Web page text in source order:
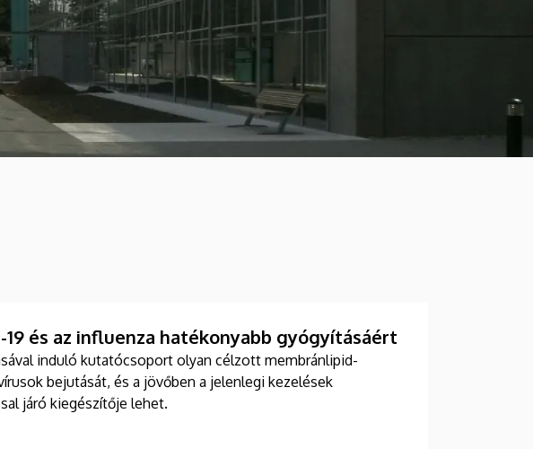
19 és az influenza hatékonyabb gyógyításáért
induló kutatócsoport olyan célzott membránlipid-
bejutását, és a jövőben a jelenlegi kezelések
járó kiegészítője lehet.